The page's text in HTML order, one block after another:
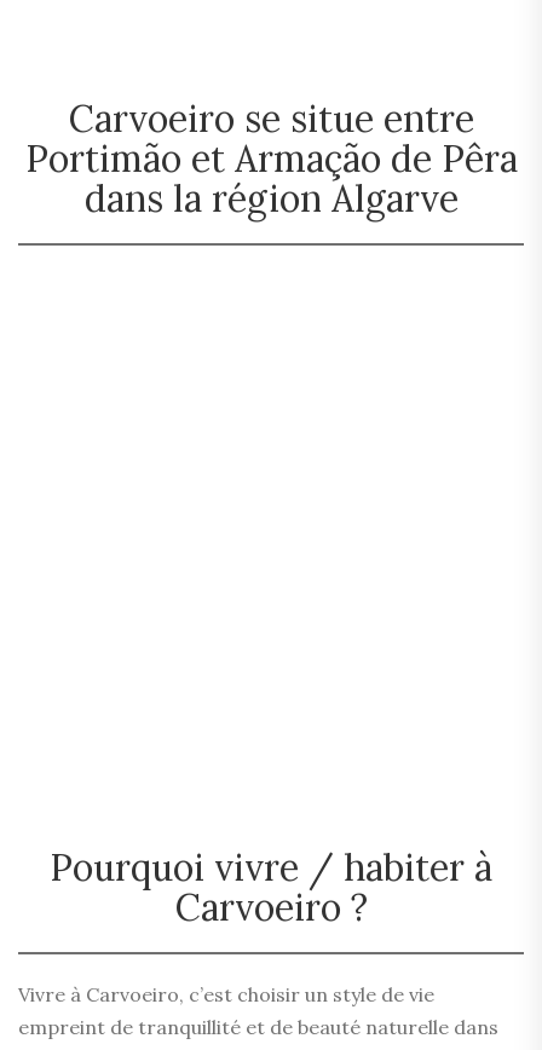
Carvoeiro se situe entre
Portimão et Armação de Pêra
dans la région Algarve
Pourquoi vivre / habiter à
Carvoeiro ?
Vivre à Carvoeiro, c’est choisir un style de vie
empreint de tranquillité et de beauté naturelle dans